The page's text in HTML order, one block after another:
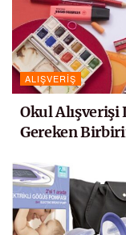
ALIŞVERIŞ
Okul Alışverişi
Gereken